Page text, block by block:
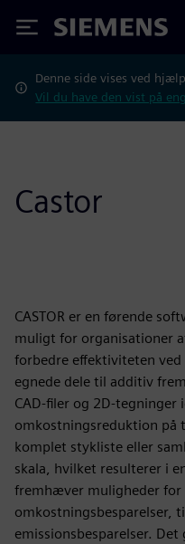
Siemens
Denne side vises ved
Vil du have den vist på
Castor
CASTOR er en førende
muligt for organisationer
forbedre effektiviteten
egnede dele til additiv
CAD-filer og 2D-
omkostningsreduktion på
komplet stykliste eller
skala, hvilket resulterer i
fremhæver muligheder
omkostningsbesparelser,
emissionsbesparelser.